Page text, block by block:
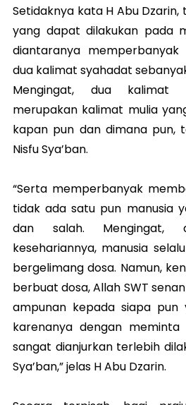
Setidaknya kata H Abu
yang dapat dilakukan pada
diantaranya
dua kalimat syahadat
Mengingat, dua kalimat
merupakan kalimat mulia
kapan pun dan dimana pun,
Nisfu Sya’ban.
“Serta memperbanyak
tidak ada satu pun manusia
dan salah. Mengingat,
kesehariannya, manusia
bergelimang dosa. Namun,
berbuat dosa, Allah SWT
ampunan kepada siapa
karenanya dengan
sangat dianjurkan terlebih
Sya’ban,” jelas H Abu Dzarin.